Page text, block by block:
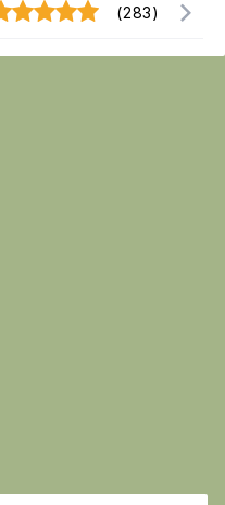
(283)